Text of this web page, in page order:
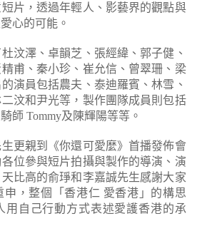
片，透過年輕人、影藝界的觀點與
心的可能。
汶澤、卓韻芝、張經緯、郭子健、
甫、秦小珍、崔允信、曾翠珊、梁
演員包括農夫、泰迪羅賓、林雪、
汶和尹光等，製作團隊成員則包括
師 Tommy及陳輝陽等等。
更親到《你還可愛麼》首播發佈會
位參與短片拍攝與製作的導演、演
比高的俞琤和李嘉誠先生感謝大家
申，整個「香港仁 愛香港」的構思
用自己行動方式表述愛護香港的承